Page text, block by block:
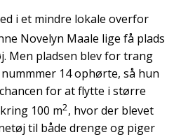
i et mindre lokale overfor
Novelyn Maale lige få plads
Men pladsen blev for trang
14 ophørte, så hun
for at flytte i større
100 m2, hvor der blevet
til både drenge og piger